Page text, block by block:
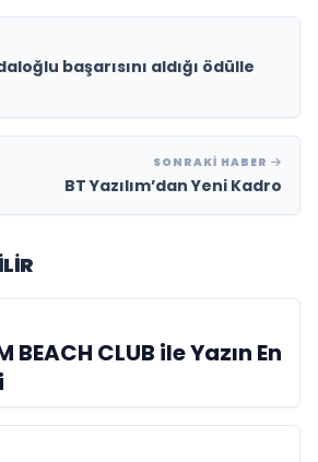
başarısını aldığı ödülle
SONRAKI HABER
BT Yazılım’dan Yeni Kadro
BEACH CLUB ile Yazın En